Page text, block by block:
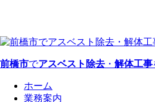
前橋市でアスベスト除去 ・ 解体工事
ホーム
業務案内